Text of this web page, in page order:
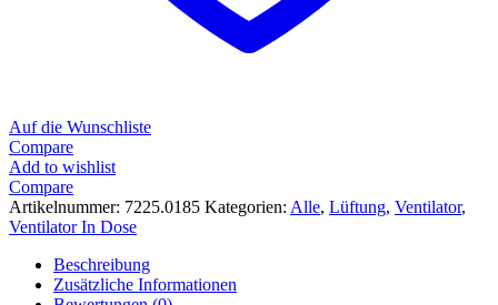
Auf die Wunschliste
Compare
Add to wishlist
Compare
Artikelnummer: 7225.0185 Kategorien: Alle, Lüftung, Ventilator,
Ventilator In Dose
Beschreibung
Zusätzliche Informationen